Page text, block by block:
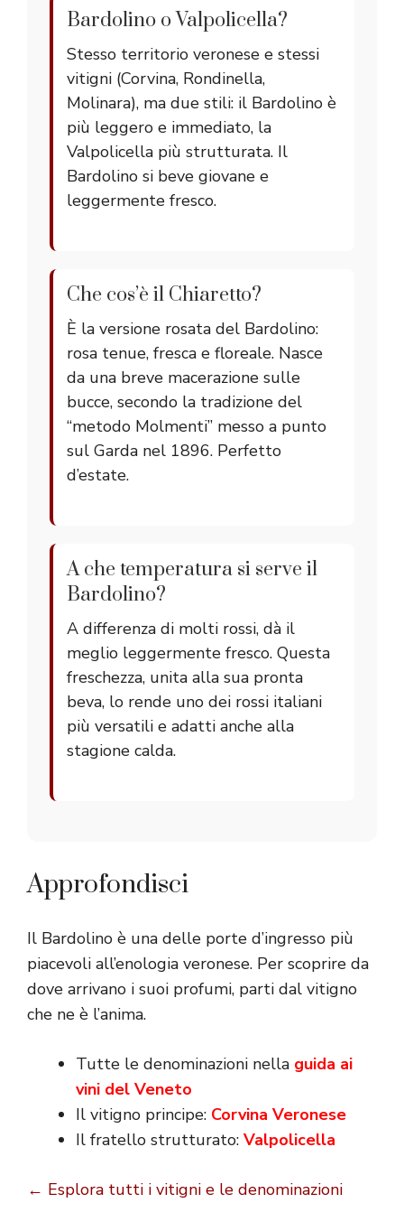
Bardolino o Valpolicella?
Stesso territorio veronese e stessi
vitigni (Corvina, Rondinella,
Molinara), ma due stili: il Bardolino è
più leggero e immediato, la
Valpolicella più strutturata. Il
Bardolino si beve giovane e
leggermente fresco.
Che cos’è il Chiaretto?
È la versione rosata del Bardolino:
rosa tenue, fresca e floreale. Nasce
da una breve macerazione sulle
bucce, secondo la tradizione del
“metodo Molmenti” messo a punto
sul Garda nel 1896. Perfetto
d’estate.
A che temperatura si serve il
Bardolino?
A differenza di molti rossi, dà il
meglio leggermente fresco. Questa
freschezza, unita alla sua pronta
beva, lo rende uno dei rossi italiani
più versatili e adatti anche alla
stagione calda.
Approfondisci
Il Bardolino è una delle porte d’ingresso più
piacevoli all’enologia veronese. Per scoprire da
dove arrivano i suoi profumi, parti dal vitigno
che ne è l’anima.
Tutte le denominazioni nella guida ai
vini del Veneto
Il vitigno principe: Corvina Veronese
Il fratello strutturato: Valpolicella
← Esplora tutti i vitigni e le denominazioni